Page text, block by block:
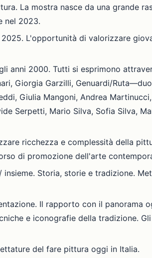
La mostra nasce da una grande
nel 2023.
2025. L'opportunità di valorizzare
anni 2000. Tutti si esprimono
Giorgia Garzilli, Genuardi/
Giulia Mangoni, Andrea
Serpetti, Mario Silva, Sofia Silva,
ricchezza e complessità della
di promozione dell'arte
Storia, storie e tradizione.
Il rapporto con il panorama
e iconografie della tradizione.
del fare pittura oggi in Italia.